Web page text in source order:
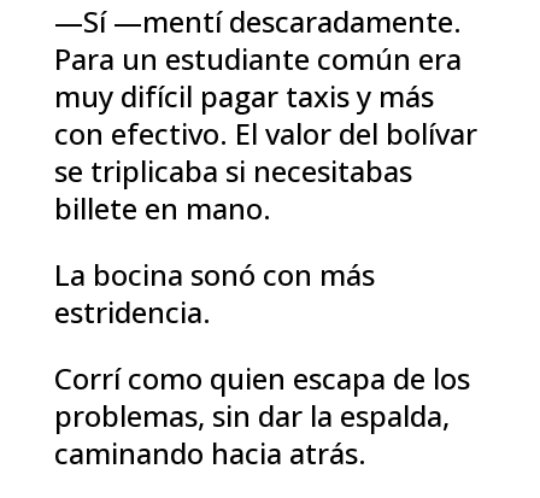
—Sí —mentí descaradamente.
Para un estudiante común era
muy difícil pagar taxis y más
con efectivo. El valor del bolívar
se triplicaba si necesitabas
billete en mano.
La bocina sonó con más
estridencia.
Corrí como quien escapa de los
problemas, sin dar la espalda,
caminando hacia atrás.